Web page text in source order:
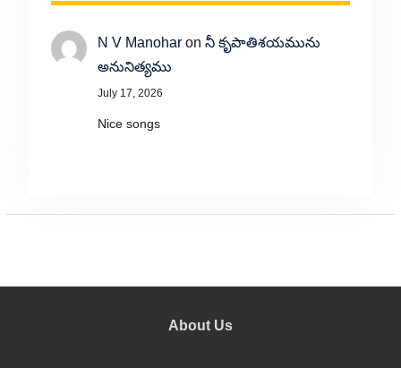
N V Manoharon నీ కృపాతిశయమును
అనునిత్యము
July 17, 2026
Nice songs
About Us